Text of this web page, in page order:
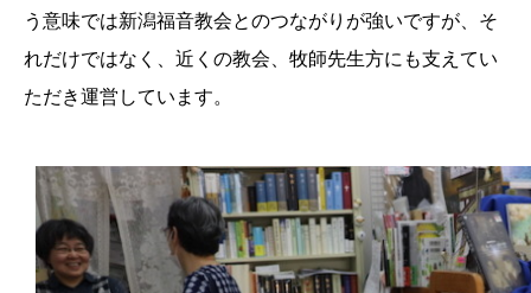
う意味では新潟福音教会とのつながりが強いですが、そ
れだけではなく、近くの教会、牧師先生方にも支えてい
ただき運営しています。